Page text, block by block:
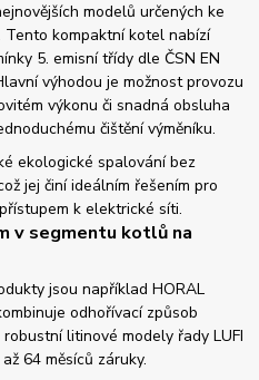
modelů určených ke
kompaktní kotel nabízí
5. emisní třídy dle ČSN EN
výhodou je možnost provozu
výkonu či snadná obsluha
čištění výměníku.
ekologické spalování bez
jej činí ideálním řešením pro
k elektrické síti.
v segmentu kotlů na
jsou například HORAL
odhořívací způsob
litinové modely řady LUFI
64 měsíců záruky.